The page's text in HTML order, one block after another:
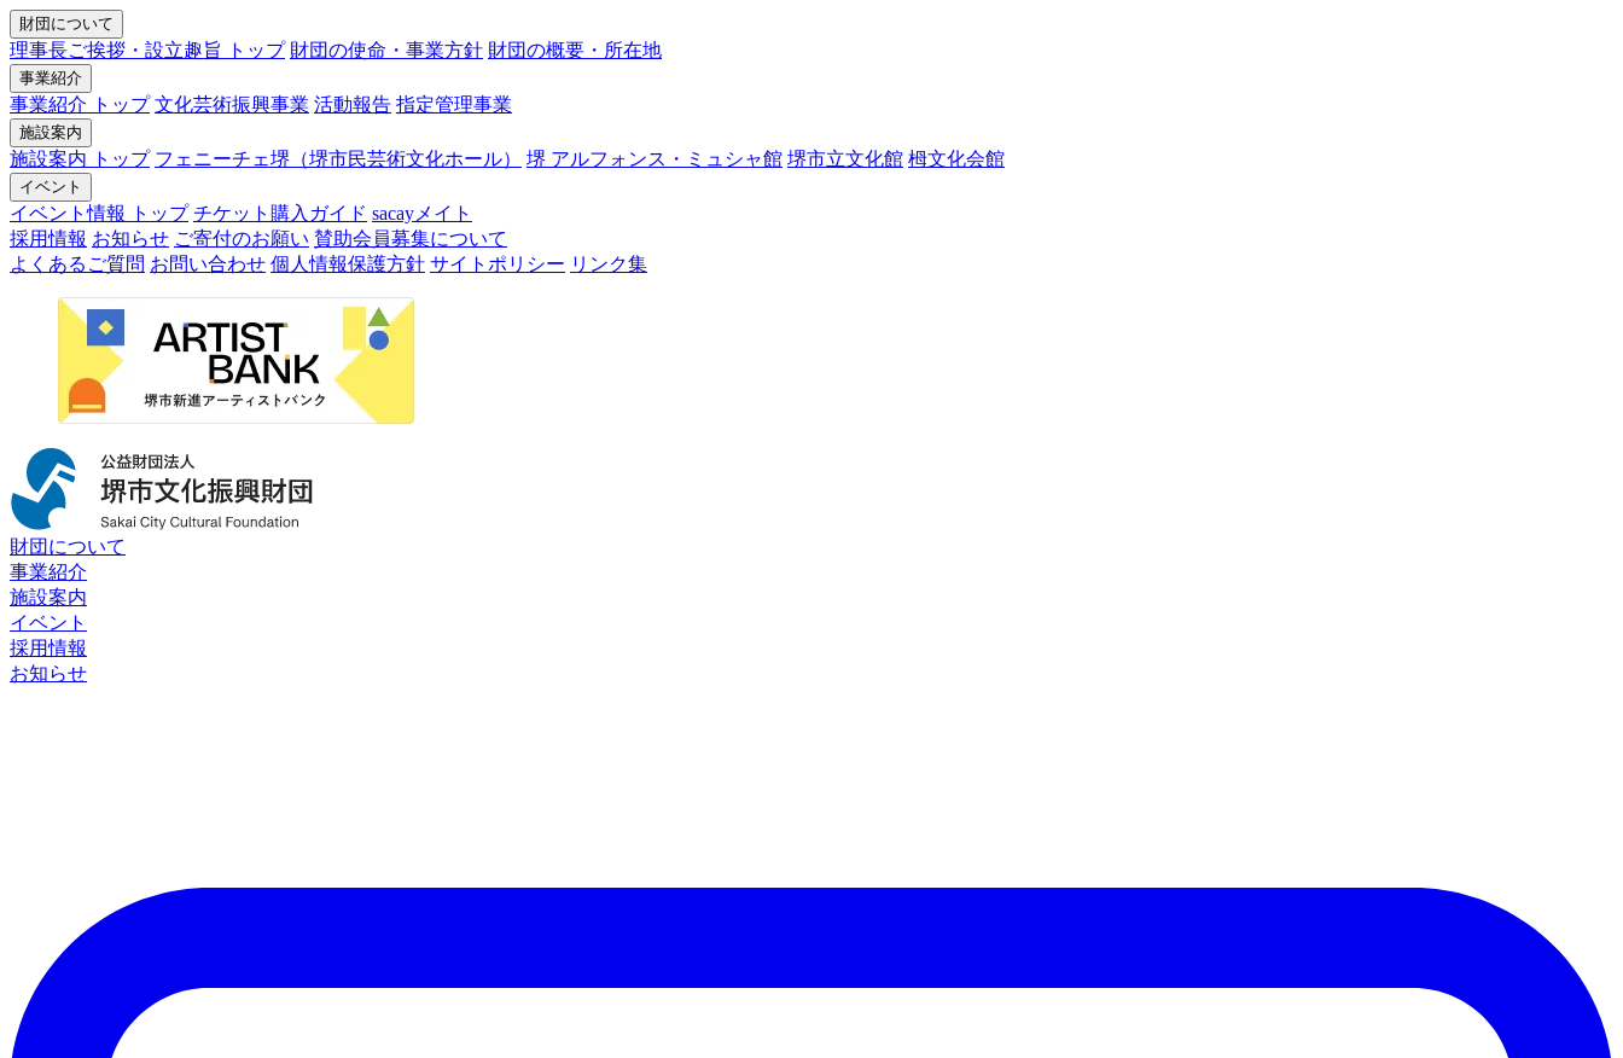
財団について
理事長ご挨拶・設立趣旨 トップ 財団の使命・事業方針 財団の概要・所在地
事業紹介
事業紹介 トップ 文化芸術振興事業 活動報告 指定管理事業
施設案内
施設案内 トップ フェニーチェ堺（堺市民芸術文化ホール） 堺 アルフォンス・ミュシャ館 堺市立文化館 栂文化会館
イベント
イベント情報 トップ チケット購入ガイド sacayメイト
採用情報 お知らせ ご寄付のお願い 賛助会員募集について
よくあるご質問 お問い合わせ 個人情報保護方針 サイトポリシー リンク集
財団について
事業紹介
施設案内
イベント
採用情報
お知らせ